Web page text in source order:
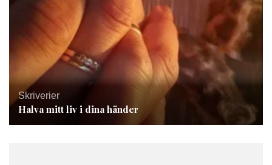
Skriverier
Halva mitt liv i dina händer